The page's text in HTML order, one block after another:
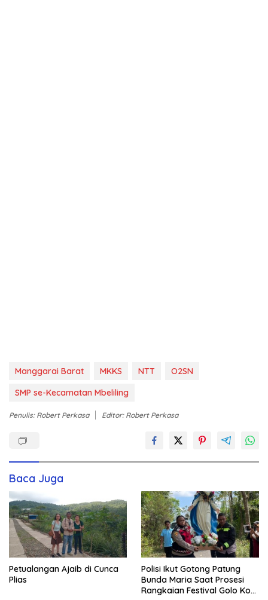
Manggarai Barat MKKS NTT
O2SN
SMP se-Kecamatan Mbeliling
Penulis: Robert Perkasa Editor: Robert Perkasa
Baca Juga
Petualangan Ajaib di Cunca
Plias
Polisi Ikut Gotong Patung
Bunda Maria Saat Prosesi
Rangkaian Festival Golo Koe